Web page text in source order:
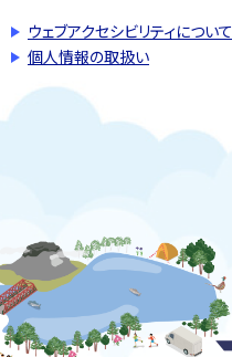
ウェブアクセシビリティについて
個人情報の取扱い